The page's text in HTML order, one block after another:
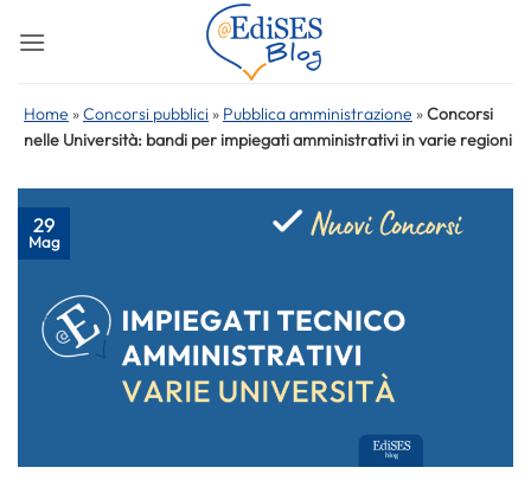
Home »Concorsi pubblici » Pubblica amministrazione »Concorsi
nelle Università: bandi per impiegati amministrativi in varie regioni
29
Mag